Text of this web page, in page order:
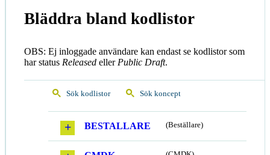
Bläddra bland kodlistor
OBS: Ej inloggade användare kan endast se kodlistor som
har status Released eller Public Draft.
Sök kodlistor Sök koncept
BESTALLARE (Beställare)